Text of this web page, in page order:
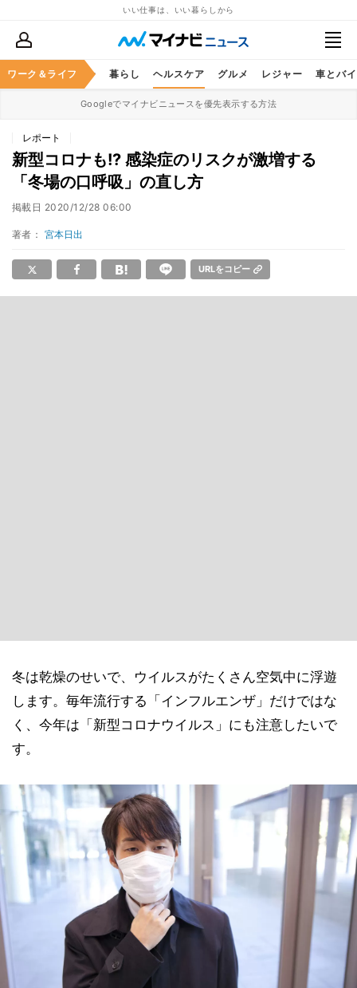
いい仕事は、いい暮らしから
ワーク＆ライフ
ススキル マネー 暮らし ヘルスケア グルメ レジャー 車とバ
Googleでマイナビニュースを優先表示する方法
レポート
新型コロナも!? 感染症のリスクが激増する
「冬場の口呼吸」の直し方
掲載日 2020/12/28 06:00
著者： 宮本日出
URLをコピー
冬は乾燥のせいで、ウイルスがたくさん空気中に浮遊
します。毎年流行する「インフルエンザ」だけではな
く、今年は「新型コロナウイルス」にも注意したいで
す。